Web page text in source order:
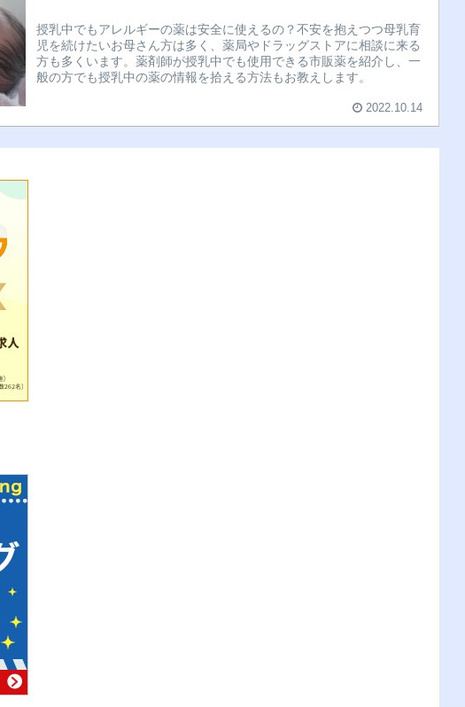
授乳中でもアレルギーの薬は安全に使えるの？不安を抱えつつ母乳育
児を続けたいお母さん方は多く、薬局やドラッグストアに相談に来る
方も多くいます。薬剤師が授乳中でも使用できる市販薬を紹介し、一
般の方でも授乳中の薬の情報を拾える方法もお教えします。
2022.10.14